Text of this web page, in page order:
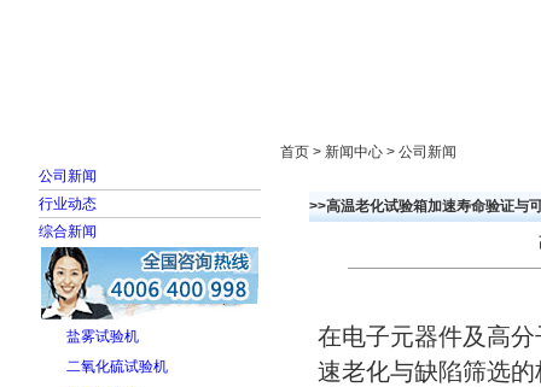
公司新闻
行业动态
综合新闻
盐雾试验机
二氧化硫试验机
首页 > 新闻中心 > 公司新闻
>>高温老化试验箱加速寿命验证与
在电子元器件及高
速老化与缺陷筛选